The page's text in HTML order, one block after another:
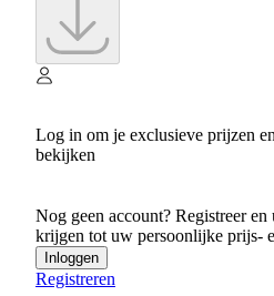
Log in om je exclusieve prijzen
bekijken
Nog geen account? Registreer en
krijgen tot uw persoonlijke prijs-
Inloggen
Registreren